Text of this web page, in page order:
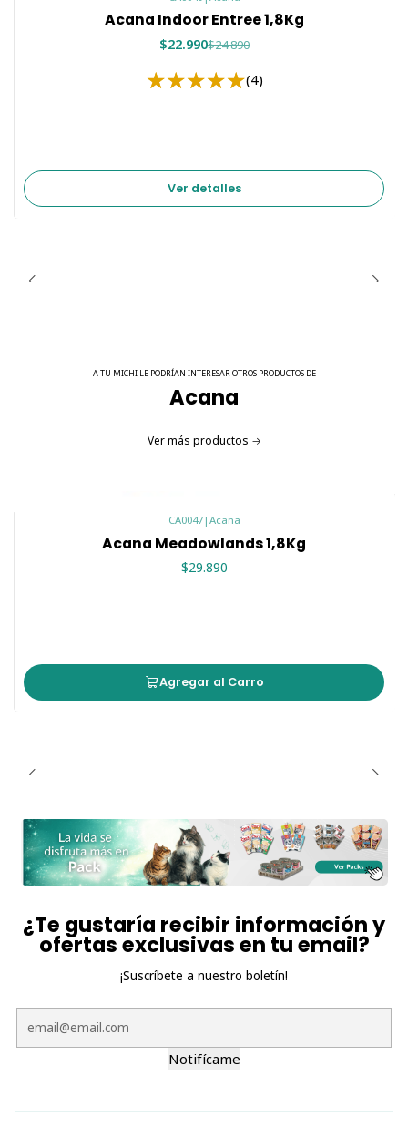
(mín): 0.1% - DHA (mín): 0.2% - Magnesio (mín): 0.1% -
Taurina (mín): 0.1% - Omega-3 (mín): 0.5% - Omega-6
Acana Indoor Entree 1,8Kg
$22.990$24.890
(4)
Ver detalles
A TU MICHI LE PODRÍAN INTERESAR OTROS PRODUCTOS DE
Acana
Ver más productos
CA0047| Acana
Acana Meadowlands 1,8Kg
$29.890
Agregar al Carro
¿Te gustaría recibir información y
ofertas exclusivas en tu email?
¡Suscríbete a nuestro boletín!
Notifícame